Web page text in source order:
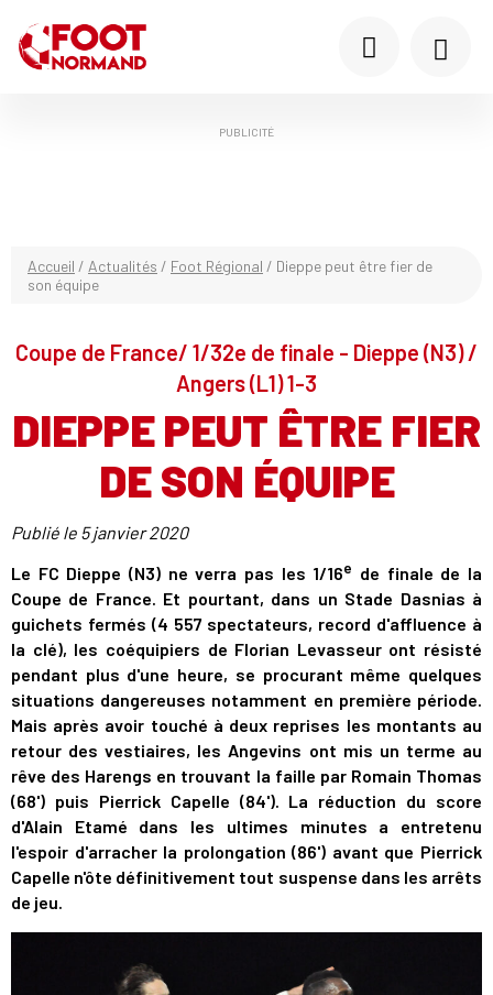
PUBLICITÉ
Accueil / Actualités / Foot Régional / Dieppe peut être fier de
son équipe
Coupe de France/ 1/32e de finale - Dieppe (N3) /
Angers (L1) 1-3
DIEPPE PEUT ÊTRE FIER
DE SON ÉQUIPE
Publié le 5 janvier 2020
Le FC Dieppe (N3) ne verra pas les 1/16e de finale de la
Coupe de France. Et pourtant, dans un Stade Dasnias à
guichets fermés (4 557 spectateurs, record d'affluence à
la clé), les coéquipiers de Florian Levasseur ont résisté
pendant plus d'une heure, se procurant même quelques
situations dangereuses notamment en première période.
Mais après avoir touché à deux reprises les montants au
retour des vestiaires, les Angevins ont mis un terme au
rêve des Harengs en trouvant la faille par Romain Thomas
(68') puis Pierrick Capelle (84'). La réduction du score
d'Alain Etamé dans les ultimes minutes a entretenu
l'espoir d'arracher la prolongation (86') avant que Pierrick
Capelle n'ôte définitivement tout suspense dans les arrêts
de jeu.